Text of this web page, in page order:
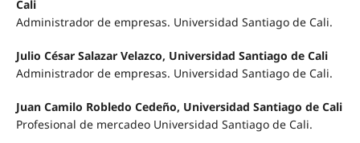
Cali
Administrador de empresas. Universidad Santiago de Cali.
Julio César Salazar Velazco, Universidad Santiago de Cali
Administrador de empresas. Universidad Santiago de Cali.
Juan Camilo Robledo Cedeño, Universidad Santiago de Cali
Profesional de mercadeo Universidad Santiago de Cali.